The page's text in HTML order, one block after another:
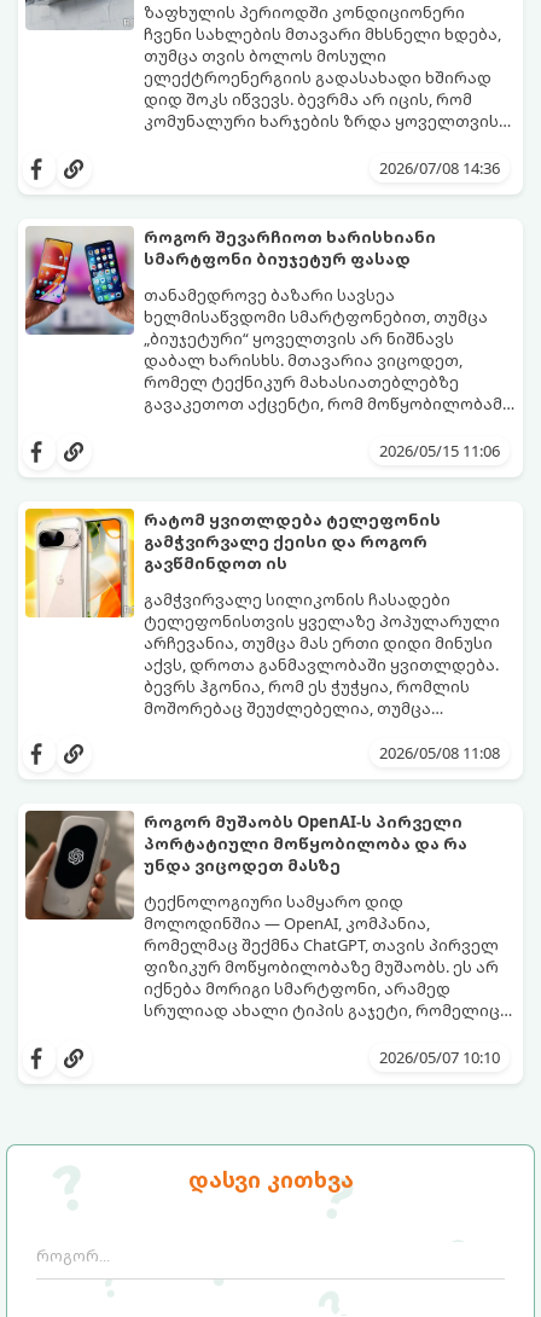
დასვი კითხვა
ზაფხულის პერიოდში კონდიციონერი
ჩვენი სახლების მთავარი მხსნელი ხდება,
თუმცა თვის ბოლოს მოსული
ელექტროენერგიის გადასახადი ხშირად
დიდ შოკს იწვევს. ბევრმა არ იცის, რომ
კომუნალური ხარჯების ზრდა ყოველთვის
მიზეზი მისი არასწორი ექსპლუატაცია და
პარამეტრი, რომლებიც დაგეხმარებათ
ბიუჯეტი.
გთავაზობთ ეკონომიური მუშაობის
მთავარ ხრიკებს:
2026/07/08 14:36
როგორ შევარჩიოთ ხარისხიანი
სმარტფონი ბიუჯეტურ ფასად
თანამედროვე ბაზარი სავსეა
ხელმისაწვდომი სმარტფონებით, თუმცა
„ბიუჯეტური“ ყოველთვის არ ნიშნავს
დაბალ ხარისხს. მთავარია ვიცოდეთ,
რომელ ტექნიკურ მახასიათებლებზე
გავაკეთოთ აქცენტი, რომ მოწყობილობამ
2026/05/15 11:06
რატომ ყვითლდება ტელეფონის
გამჭვირვალე ქეისი და როგორ
გავწმინდოთ ის
გამჭვირვალე სილიკონის ჩასადები
ტელეფონისთვის ყველაზე პოპულარული
არჩევანია, თუმცა მას ერთი დიდი მინუსი
აქვს, დროთა განმავლობაში ყვითლდება.
ბევრს ჰგონია, რომ ეს ჭუჭყია, რომლის
მოშორებაც შეუძლებელია, თუმცა
პირვანდელ სახეს დაუბრუნებს.2026/05/08 11:08
როგორ მუშაობს OpenAI-ს პირველი
პორტატიული მოწყობილობა და რა
უნდა ვიცოდეთ მასზე
ტექნოლოგიური სამყარო დიდ
მოლოდინშია — OpenAI, კომპანია,
რომელმაც შექმნა ChatGPT, თავის პირველ
ფიზიკურ მოწყობილობაზე მუშაობს. ეს არ
იქნება მორიგი სმარტფონი, არამედ
სრულიად ახალი ტიპის გაჯეტი, რომელიც
დეტალებია ცნობილი ამ მოწყობილობის
2026/05/07 10:10